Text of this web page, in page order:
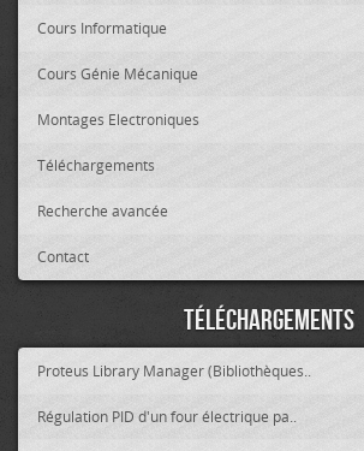
Cours Informatique
Cours Génie Mécanique
Montages Electroniques
Téléchargements
Recherche avancée
Contact
Téléchargements
Proteus Library Manager (Bibliothèques..
Régulation PID d'un four électrique pa..